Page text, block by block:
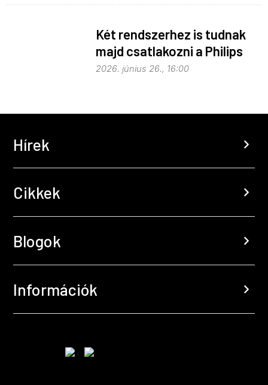
Két rendszerhez is tudnak
majd csatlakozni a Philips
Hue égők
2026. június 26., 16:00
Hírek chevron_right
Cikkek chevron_right
Blogok chevron_right
Információk chevron_right